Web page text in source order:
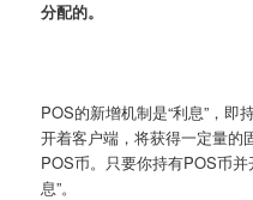
分配的。
POS的新增机制是“利息”，
开着客户端，将获得一定量的
POS币。只要你持有POS币
息”。